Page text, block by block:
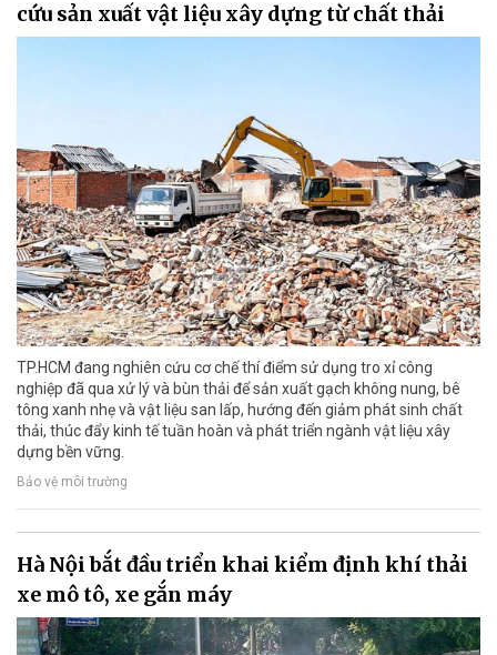
cứu sản xuất vật liệu xây dựng từ chất thải
TP.HCM đang nghiên cứu cơ chế thí điểm sử dụng tro xỉ công
nghiệp đã qua xử lý và bùn thải để sản xuất gạch không nung, bê
tông xanh nhẹ và vật liệu san lấp, hướng đến giảm phát sinh chất
thải, thúc đẩy kinh tế tuần hoàn và phát triển ngành vật liệu xây
dựng bền vững.
Bảo vệ môi trường
Hà Nội bắt đầu triển khai kiểm định khí thải
xe mô tô, xe gắn máy